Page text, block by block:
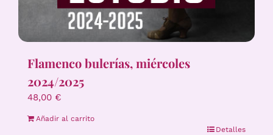
Flamenco bulerías, miércoles
2024/2025
48,00 €
Añadir al carrito
Detalles